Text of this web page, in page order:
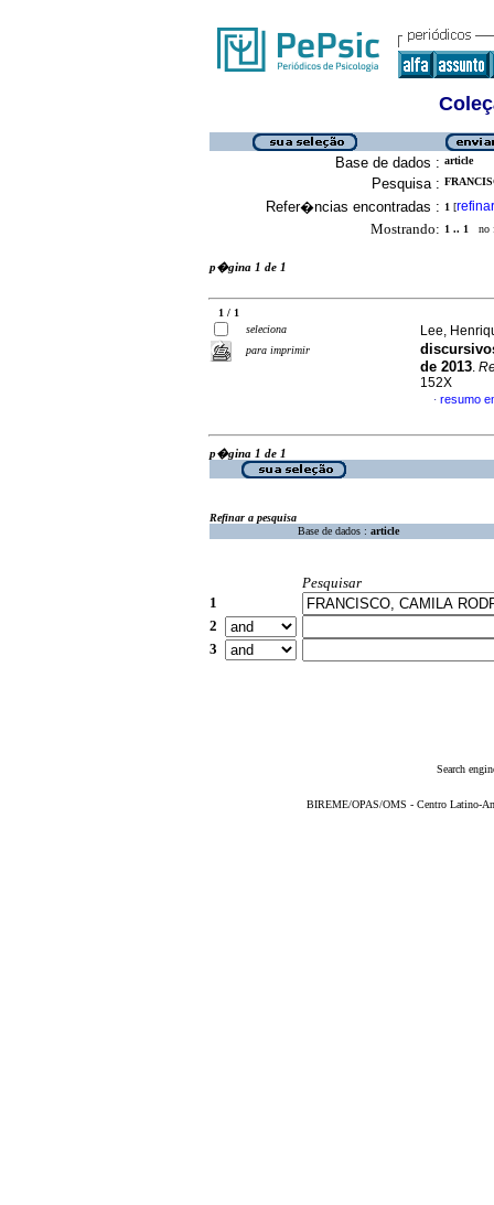
Base de dados : article
Pesquisa :
Refer�ncias encontradas : 1 [refinar
Mostrando: 1 .. 1 no
p�gina 1 de 1
1 / 1
seleciona
para imprimir
Lee,
de 2013.
152X
· resumo
p�gina 1 de 1
Refinar a pesquisa
Base de dados : article
Pesquisar
1
2
3
Search
BIREME/OPAS/OMS - Centro Latino-